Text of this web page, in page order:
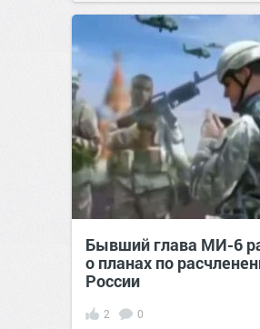
Бывший глава МИ-6
о планах по
России
2 0